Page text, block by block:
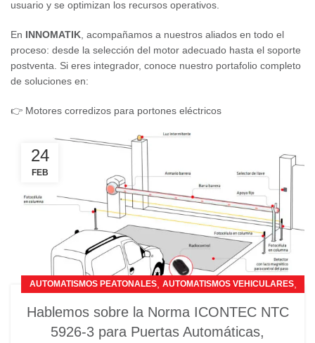
usuario y se optimizan los recursos operativos.
En INNOMATIK , acompañamos a nuestros aliados en todo el
proceso: desde la selección del motor adecuado hasta el soporte
postventa. Si eres integrador, conoce nuestro portafolio completo
de soluciones en:
👉 Motores corredizos para portones eléctricos
24
FEB
AUTOMATISMOS PEATONALES, AUTOMATISMOS VEHICULARES,
BRAZOS PUERTAS BATIENTES PEATONALES,
CABEZALES PUERTAS AUTOMÁTICAS DESLIZANTES
Hablemos sobre la Norma ICONTEC NTC
5926-3 para Puertas Automáticas,